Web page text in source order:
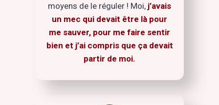
moyens de le réguler ! Moi, j’avais
un mec qui devait être là pour
me sauver, pour me faire sentir
bien et j’ai compris que ça devait
partir de moi.